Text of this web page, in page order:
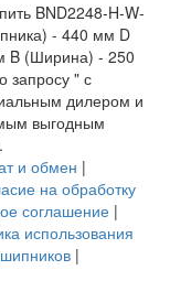
BND2248-H-W-
- 440 мм D
B (Ширина) - 250
запросу " с
дилером и
выгодным
и обмен |
на обработку
соглашение |
использования
|